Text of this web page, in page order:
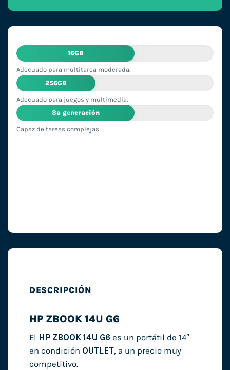
16GB
Adecuado para multitarea moderada.
256GB
Adecuado para juegos y multimedia.
8ª generación
Capaz de tareas complejas.
DESCRIPCIÓN
HP ZBOOK 14U G6
El HP ZBOOK 14U G6 es un portátil de 14″
en condición OUTLET, a un precio muy
competitivo.